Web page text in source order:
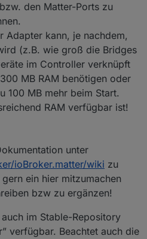
den Matter-Ports zu
Adapter kann, je nachdem,
(z.B. wie groß die Bridges
im Controller verknüpft
MB RAM benötigen oder
100 MB mehr beim Start.
RAM verfügbar ist!
unter
ioBroker.matter/wiki zu
ein hier mitzumachen
bzw zu ergänzen!
im Stable-Repository
verfügbar. Beachtet auch die